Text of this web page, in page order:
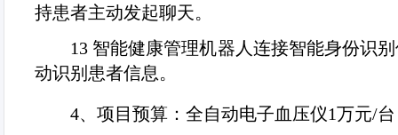
持患者主动发起聊天。
13 智能健康管理机器人连接智能身份识
动识别患者信息。
4、 项目预算：全自动电子血压仪1万元/